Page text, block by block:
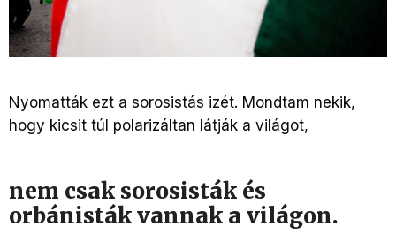
Nyomatták ezt a sorosistás izét. Mondtam nekik,
hogy kicsit túl polarizáltan látják a világot,
nem csak sorosisták és
orbánisták vannak a világon.